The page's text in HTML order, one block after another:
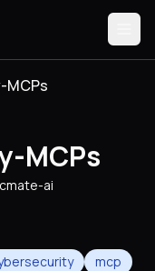
MCPs
MCPs
ai
mcp